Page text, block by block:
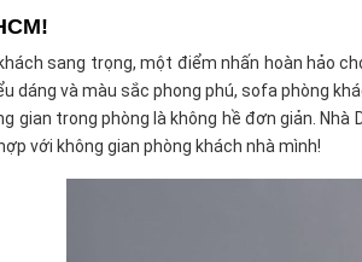
sang trọng, một điểm nhấn hoàn hảo
dáng và màu sắc phong phú, sofa phòng
gian trong phòng là không hề đơn giản. Nhà
với không gian phòng khách nhà mình!